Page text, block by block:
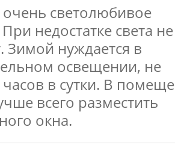
очень светолюбивое
недостатке света не
Зимой нуждается в
освещении, не
в сутки. В
всего разместить
окна.